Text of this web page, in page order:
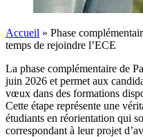
Accueil » Phase
temps de rejoindre l’ECE
La phase complémentaire de
juin 2026 et permet aux
vœux dans des formations
Cette étape représente une
étudiants en réorientation qui
correspondant à leur projet